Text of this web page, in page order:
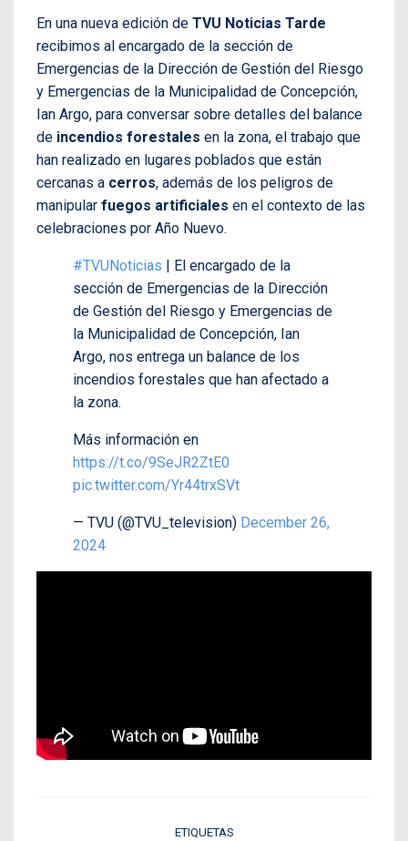
En una nueva edición de TVU Noticias Tarde
recibimos al encargado de la sección de
Emergencias de la Dirección de Gestión del Riesgo
y Emergencias de la Municipalidad de Concepción,
Ian Argo, para conversar sobre detalles del balance
de incendios forestales en la zona, el trabajo que
han realizado en lugares poblados que están
cercanas a cerros, además de los peligros de
manipular fuegos artificiales en el contexto de las
celebraciones por Año Nuevo.
#TVUNoticias | El encargado de la
sección de Emergencias de la Dirección
de Gestión del Riesgo y Emergencias de
la Municipalidad de Concepción, Ian
Argo, nos entrega un balance de los
incendios forestales que han afectado a
la zona.
Más información en
https://t.co/9SeJR2ZtE0
pic.twitter.com/Yr44trxSVt
— TVU (@TVU_television) December 26,
2024
ETIQUETAS